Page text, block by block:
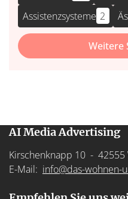
Assistenzsysteme 2
Weitere
AI Media Advertising
Kirschenknapp 10 - 42555
E-Mail: info@das-wohnen-